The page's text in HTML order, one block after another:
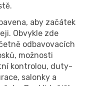
aby začátek
Obvykle zde
odbavovacích
možnosti
kontrolou, duty-
salonky a